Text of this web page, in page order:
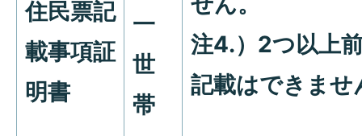
一
世
帯
注4.）2つ以上
記載はできませ
住民票記
載事項証
明書